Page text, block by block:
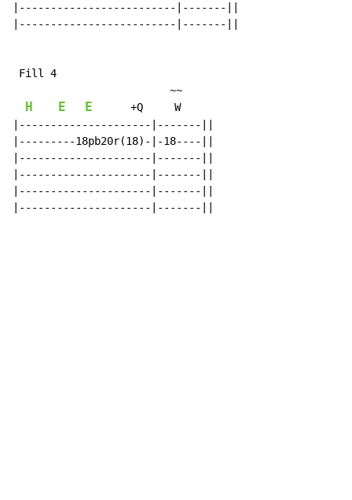
|-------------------------|-------||
|-------------------------|-------||
Fill 4
                         ~~
H E E
      +Q     W
|---------------------|-------||
|---------18pb20r(18)-|-18----||
|---------------------|-------||
|---------------------|-------||
|---------------------|-------||
|---------------------|-------||